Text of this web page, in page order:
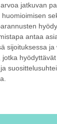
jatkuvan
antaa
sijoituksessa ja